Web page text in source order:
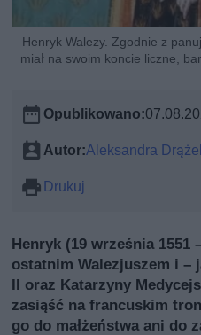
Henryk Walezy. Zgodnie z
miał na swoim koncie liczne,
Opublikowano:
Autor:Aleksandra
Drukuj
Henryk (19 września 1551
ostatnim Walezjuszem i –
II oraz Katarzyny
zasiąść na francuskim
go do małżeństwa ani do